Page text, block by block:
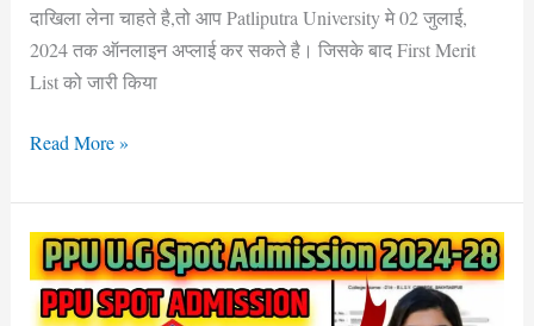
दाखिला लेना चाहते है,तो आप Patliputra University मे 02 जुलाई,
2024 तक ऑनलाइन अप्लाई कर सकते है। जिसके बाद First Merit
List को जारी किया
एस
बार
का
Off,
से
शुरू
होगा
Admission
Read More »
PPU
U.G
Spot